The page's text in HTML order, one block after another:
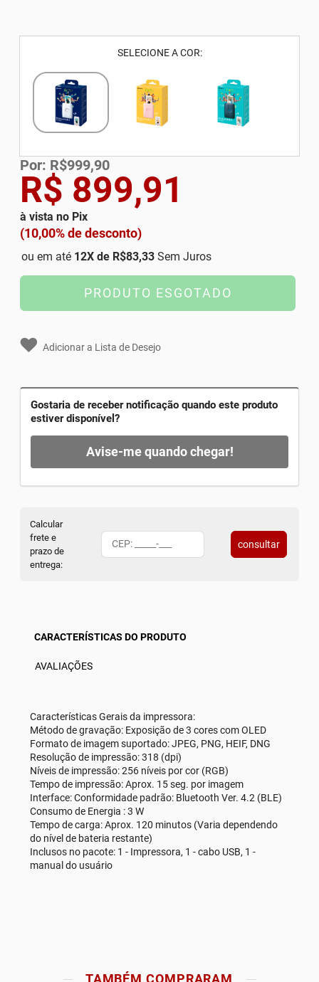
SELECIONE A COR:
R$ 899,91
à vista no Pix
(10,00% de desconto)
Por: R$999,90
ou em até 12X de R$83,33 Sem Juros
PRODUTO ESGOTADO
Adicionar a Lista de Desejo
Gostaria de receber notificação quando este produto
estiver disponível?
Avise-me quando chegar!
Calcular
frete e
prazo de
entrega:
consultar
CARACTERÍSTICAS DO PRODUTO
AVALIAÇÕES
Características Gerais da impressora:
Método de gravação: Exposição de 3 cores com OLED
Formato de imagem suportado: JPEG, PNG, HEIF, DNG
Resolução de impressão: 318 (dpi)
Níveis de impressão: 256 níveis por cor (RGB)
Tempo de impressão: Aprox. 15 seg. por imagem
Interface: Conformidade padrão: Bluetooth Ver. 4.2 (BLE)
Consumo de Energia : 3 W
Tempo de carga: Aprox. 120 minutos (Varia dependendo
do nível de bateria restante)
Inclusos no pacote: 1 - Impressora, 1 - cabo USB, 1 -
manual do usuário
TAMBÉM COMPRARAM